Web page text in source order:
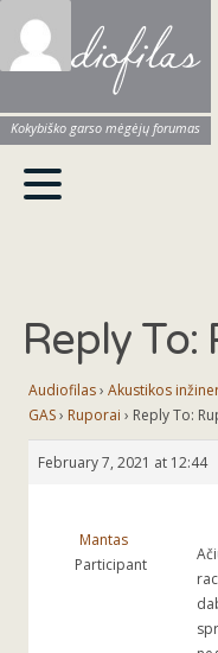
Audiofilas
Kokybiško garso mėgėjų forumas
Reply To:
Audiofilas› Akustikos
GAS› Ruporai › Reply To:
February 7, 2021 at 12:44
Mantas
Participant